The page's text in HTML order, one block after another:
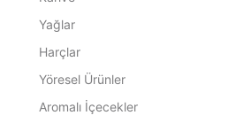
Yağlar
Harçlar
Yöresel Ürünler
Aromalı İçecekler